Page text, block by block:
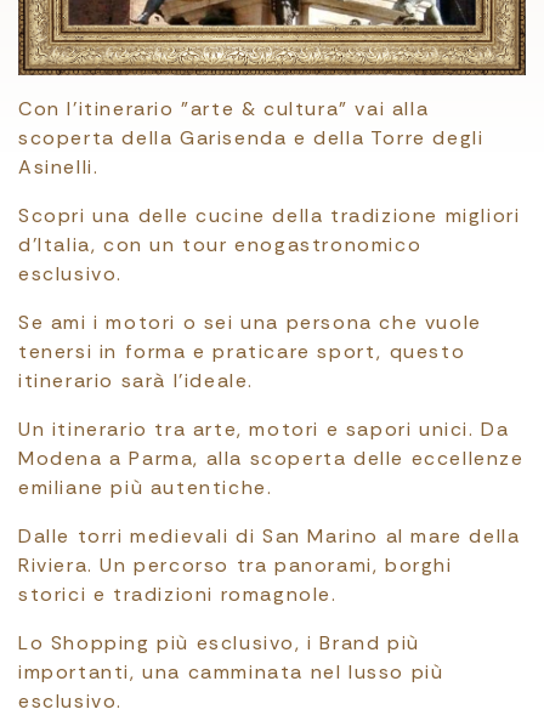
Con l'itinerario "arte & cultura" vai alla
scoperta della Garisenda e della Torre degli
Asinelli.
Scopri una delle cucine della tradizione migliori
d’Italia, con un tour enogastronomico
esclusivo.
Se ami i motori o sei una persona che vuole
tenersi in forma e praticare sport, questo
itinerario sarà l'ideale.
Un itinerario tra arte, motori e sapori unici. Da
Modena a Parma, alla scoperta delle eccellenze
emiliane più autentiche.
Dalle torri medievali di San Marino al mare della
Riviera. Un percorso tra panorami, borghi
storici e tradizioni romagnole.
Lo Shopping più esclusivo, i Brand più
importanti, una camminata nel lusso più
esclusivo.